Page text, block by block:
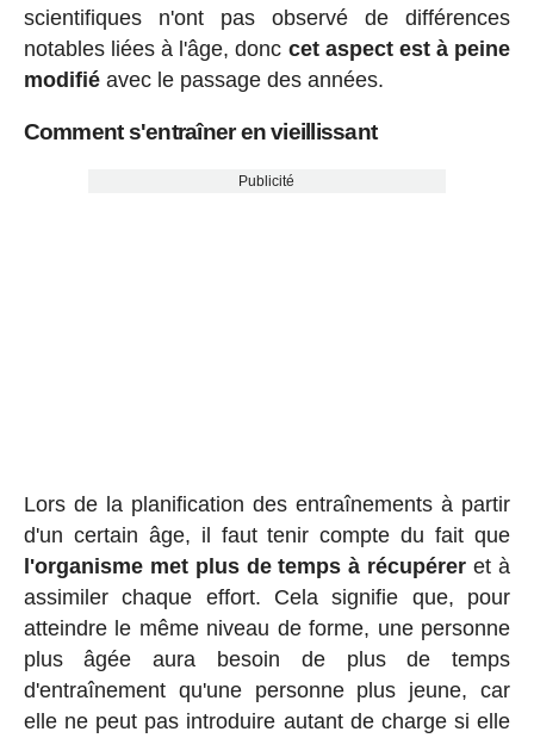
scientifiques n'ont pas observé de différences
notables liées à l'âge, donc cet aspect est à peine
modifiéavec le passage des années.
Comment s'entraîner en vieillissant
Publicité
Lors de la planification des entraînements à partir
d'un certain âge, il faut tenir compte du fait que
l'organisme met plus de temps à récupérer et à
assimiler chaque effort. Cela signifie que, pour
atteindre le même niveau de forme, une personne
plus âgée aura besoin de plus de temps
d'entraînement qu'une personne plus jeune, car
elle ne peut pas introduire autant de charge si elle